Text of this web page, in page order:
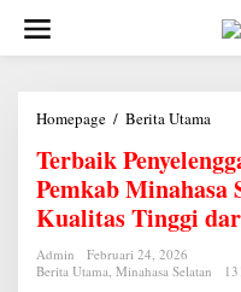
konten
Homepage / Berita Utama
Terbaik
Pemkab Minahasa
Kualitas Tinggi
Admin
Februari 24, 2026
Berita Utama, Minahasa Selatan